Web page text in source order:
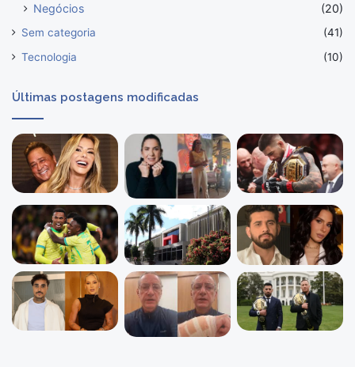
Negócios
(20)
Sem categoria
(41)
Tecnologia
(10)
Últimas postagens modificadas